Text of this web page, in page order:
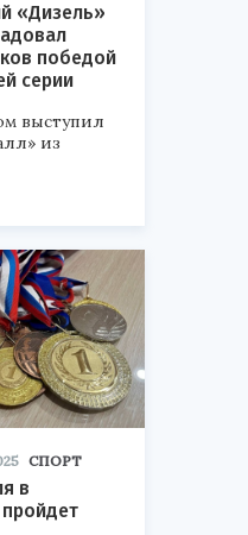
«Дизель»
победой
серии
выступил
из
СПОРТ
в